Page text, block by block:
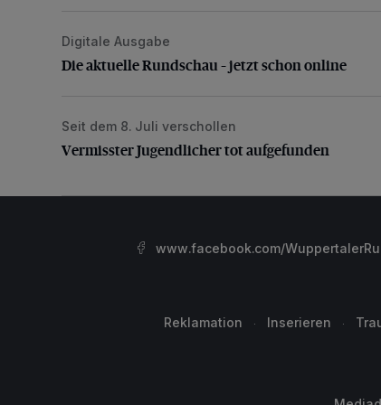
Die aktuelle Rundschau – jetzt schon online
Digitale Ausgabe
Die aktuelle Rundschau – jetzt schon online
Vermisster Jugendlicher tot aufgefunden
Seit dem 8. Juli verschollen
Vermisster Jugendlicher tot aufgefunden
www.facebook.com/
Reklamation Inserieren